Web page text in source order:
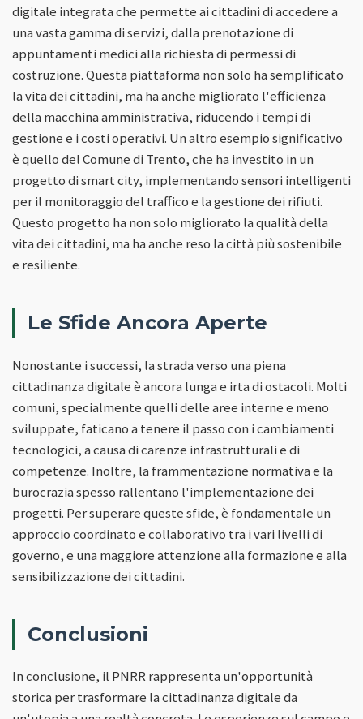
digitale integrata che permette ai cittadini di accedere a
una vasta gamma di servizi, dalla prenotazione di
appuntamenti medici alla richiesta di permessi di
costruzione. Questa piattaforma non solo ha semplificato
la vita dei cittadini, ma ha anche migliorato l'efficienza
della macchina amministrativa, riducendo i tempi di
gestione e i costi operativi. Un altro esempio significativo
è quello del Comune di Trento, che ha investito in un
progetto di smart city, implementando sensori intelligenti
per il monitoraggio del traffico e la gestione dei rifiuti.
Questo progetto ha non solo migliorato la qualità della
vita dei cittadini, ma ha anche reso la città più sostenibile
e resiliente.
Le Sfide Ancora Aperte
Nonostante i successi, la strada verso una piena
cittadinanza digitale è ancora lunga e irta di ostacoli. Molti
comuni, specialmente quelli delle aree interne e meno
sviluppate, faticano a tenere il passo con i cambiamenti
tecnologici, a causa di carenze infrastrutturali e di
competenze. Inoltre, la frammentazione normativa e la
burocrazia spesso rallentano l'implementazione dei
progetti. Per superare queste sfide, è fondamentale un
approccio coordinato e collaborativo tra i vari livelli di
governo, e una maggiore attenzione alla formazione e alla
sensibilizzazione dei cittadini.
Conclusioni
In conclusione, il PNRR rappresenta un'opportunità
storica per trasformare la cittadinanza digitale da